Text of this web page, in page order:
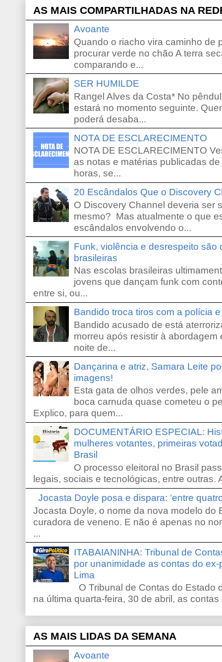
AS MAIS COMPARTILHADAS NA
Avoante
Quando o riacho vira caminho de
procurar verde no chão A terra
comparando e...
SER HUMILDE
Rangel Alves da Costa* No
estará no momento seguinte.
poderá desaba...
NOTA DE ESCLARECIMENTO
NOTA DE ESCLARECIMENTO
as notas e matérias publicadas
horas, se...
20 Escândalos Que o Discovery
O Discovery Channel deveria ser
mesmo? Mas atualmente o que
escândalos envolvendo o...
Funk, violência e desrespeito são
brasileiras
Nas escolas brasileiras
jovens que dançam funk com
entre si, ou...
Bandido troca tiros com a polícia
Bandido acusado de está
morreu após resistir à
noite de...
Dançarina e atriz, Samara Leite
imagens!
Esta gata de olhos verdes, pele
boca carnuda quase cometeu o
Explico, para quem...
DOCUMENTÁRIO ESPECIAL:
mulheres votantes, primeiras
Brasil
O processo eleitoral no Brasil
legais, sociais e tecnológicas, entre outras.
Jocasta Doyle posa e dispara: ‘entre
Jocasta Doyle, o nome da nova modelo do
curadora de veneno. E não é apenas no
...
ITABAIANINHA: Tribunal de
por unanimidade as contas do
Lima
O Tribunal de Contas do Estado
na última quarta-feira, 30 de abril, as
AS MAIS LIDAS DA SEMANA
Avoante